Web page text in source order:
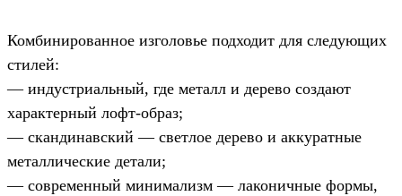
Комбинированное изголовье подходит для следующих
стилей:
— индустриальный, где металл и дерево создают
характерный лофт-образ;
— скандинавский — светлое дерево и аккуратные
металлические детали;
— современный минимализм — лаконичные формы,